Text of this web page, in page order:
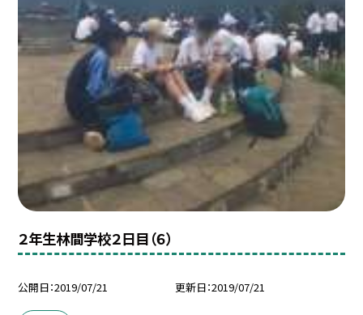
２年生林間学校２日目（６）
公開日 2019/07/21 更新日 2019/07/21